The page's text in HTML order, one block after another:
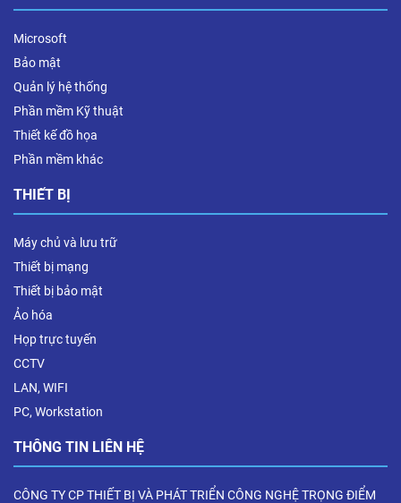
Microsoft
Bảo mật
Quản lý hệ thống
Phần mềm Kỹ thuật
Thiết kế đồ họa
Phần mềm khác
THIẾT BỊ
Máy chủ và lưu trữ
Thiết bị mạng
Thiết bị bảo mật
Ảo hóa
Họp trực tuyến
CCTV
LAN, WIFI
PC, Workstation
THÔNG TIN LIÊN HỆ
CÔNG TY CP THIẾT BỊ VÀ PHÁT TRIỂN CÔNG NGHỆ TRỌNG ĐIỂM